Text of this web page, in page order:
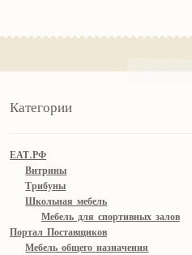
Категории
ЕАТ.РФ
Витрины
Трибуны
Школьная мебель
Мебель для спортивных залов
Портал Поставщиков
Мебель общего назначения